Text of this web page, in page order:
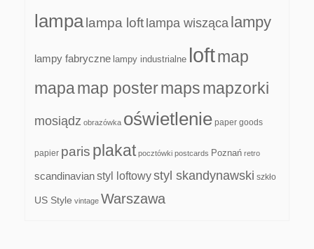
lampa lampa loft lampa wisząca lampy
lampy fabryczne lampy industrialne loftmap
mapamap postermapsmapzorki
mosiądz obrazówka oświetlenie paper goods
papier paris plakat pocztówki postcards Poznań retro
scandinavianstyl loftowystyl skandynawski szkło
US Style vintage Warszawa